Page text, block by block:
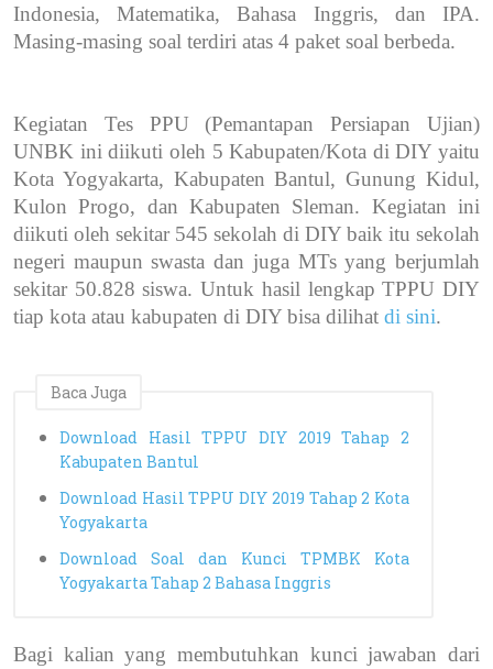
Indonesia, Matematika, Bahasa Inggris, dan IPA.
Masing-masing soal terdiri atas 4 paket soal berbeda.
Kegiatan Tes PPU (Pemantapan Persiapan Ujian)
UNBK ini diikuti oleh 5 Kabupaten/Kota di DIY yaitu
Kota Yogyakarta, Kabupaten Bantul, Gunung Kidul,
Kulon Progo, dan Kabupaten Sleman. Kegiatan ini
diikuti oleh sekitar 545 sekolah di DIY baik itu sekolah
negeri maupun swasta dan juga MTs yang berjumlah
sekitar 50.828 siswa. Untuk hasil lengkap TPPU DIY
tiap kota atau kabupaten di DIY bisa dilihat di sini.
Baca Juga
Download Hasil TPPU DIY 2019 Tahap 2
Kabupaten Bantul
Download Hasil TPPU DIY 2019 Tahap 2 Kota
Yogyakarta
Download Soal dan Kunci TPMBK Kota
Yogyakarta Tahap 2 Bahasa Inggris
Bagi kalian yang membutuhkan kunci jawaban dari